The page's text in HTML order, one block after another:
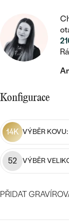
S VÝPLNÍ
SVATEBNÍ
CENOVĚ
LUXUSNÍ
ZAČÍT S
ZAČÍT S
DLE
DIAMANT
MOISSANIT
BAREVNÝ
ČERNÝ
DĚTSKÉ
BROŽE
DOPLŇKY
DLE MATERIÁLU
ZLATO
STŘÍBRO
PLATINA
DLE KAMENE
S
PIERCING
DLE KAMENE
S PERLAMI
DLE CENY
ŘETÍZKY
VE TVARU
DLE
S
S
S PERLAMI
DLE CENY
PEČETNÍ
DLE
S
S
S PERLAMI
Konfigurace
14K VÝBĚR KOVU:
52 VÝBĚR
PŘIDAT